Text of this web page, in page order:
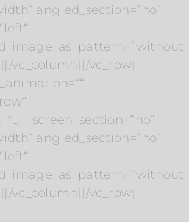
angled_section=“no“
vc_column][/vc_row]
angled_section=“no“
vc_column][/vc_row]